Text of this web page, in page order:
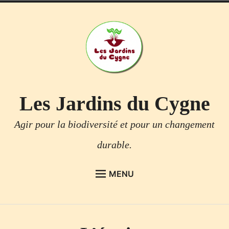
Les Jardins du Cygne
Agir pour la biodiversité et pour un changement
durable.
MENU